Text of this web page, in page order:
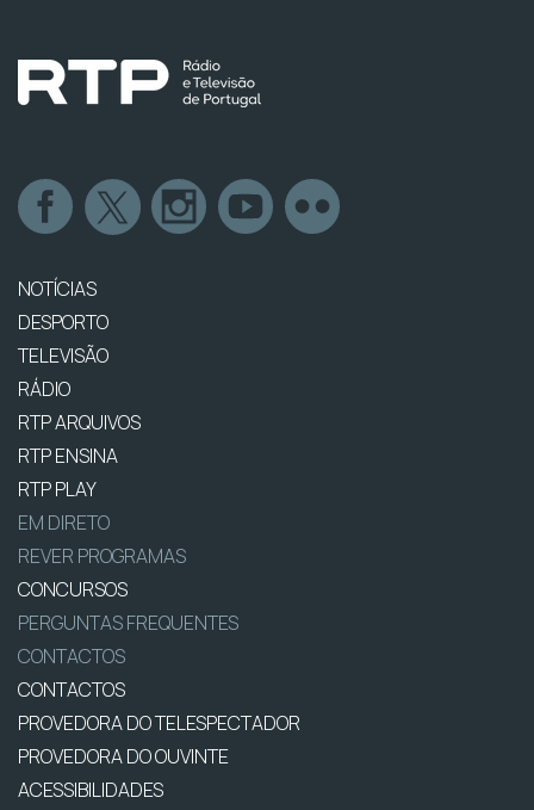
NOTÍCIAS
DESPORTO
TELEVISÃO
RÁDIO
RTP ARQUIVOS
RTP ENSINA
RTP PLAY
EM DIRETO
REVER PROGRAMAS
CONCURSOS
PERGUNTAS FREQUENTES
CONTACTOS
CONTACTOS
PROVEDORA DO TELESPECTADOR
PROVEDORA DO OUVINTE
ACESSIBILIDADES